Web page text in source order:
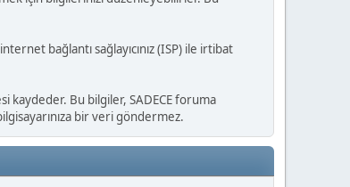
bağlantı sağlayıcınız (ISP) ile irtibat
kaydeder. Bu bilgiler, SADECE foruma
bir veri göndermez.